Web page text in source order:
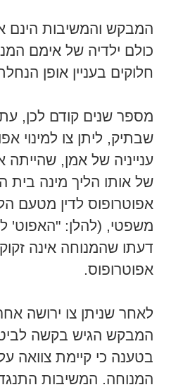
המבקש והמשיבות הינם
כולם ילדיה של אימם
חלוקים בעניין אופן
מספר שנים קודם לכן,
שבתיק, ליתן צו למינוי
ענייניה של אמן, שהייתה
של אותו הליך מינה
אפוטרופוס לדין מטעם
משפטי, (להלן: "האפוט'
דעתו שהמנוחה אינה
אפוטרופוס.
לאחר שניתן צו ירושה
המבקש הגיש בקשה
בטענה כי קיימת צוואה
המנוחה. המשיבות